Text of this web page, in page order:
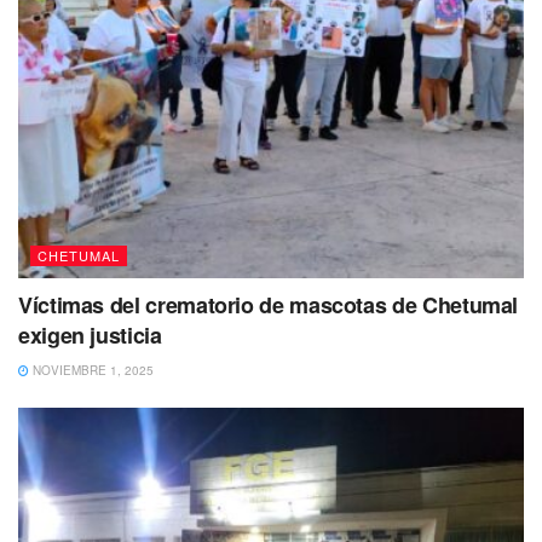
que aproximadamenteen tres meses estará
funcionando el Centro Estatal de Transfusión
Sanguínea,mismo que en una siguiente etapa, para la
que se requiere una inversión adicional, tiene como
meta aumentar en
50 por ciento la recepción de
donadores de sangre.
CHETUMAL
Víctimas del crematorio de mascotas de Chetumal
exigen justicia
NOVIEMBRE 1, 2025